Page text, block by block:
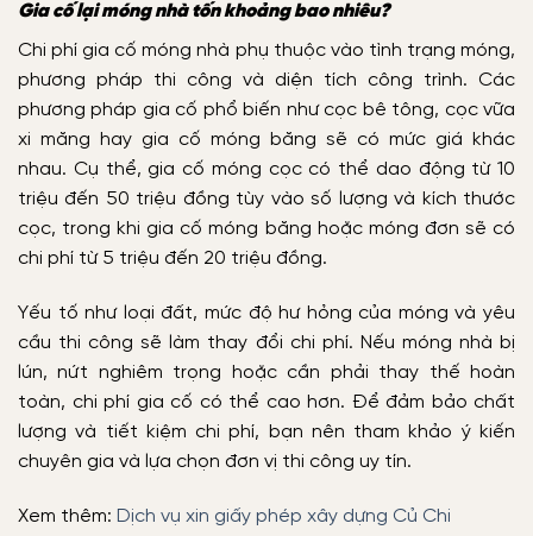
Gia cố lại móng nhà tốn khoảng bao nhiêu?
Chi phí gia cố móng nhà phụ thuộc vào tình trạng móng,
phương pháp thi công và diện tích công trình. Các
phương pháp gia cố phổ biến như cọc bê tông, cọc vữa
xi măng hay gia cố móng băng sẽ có mức giá khác
nhau. Cụ thể, gia cố móng cọc có thể dao động từ 10
triệu đến 50 triệu đồng tùy vào số lượng và kích thước
cọc, trong khi gia cố móng băng hoặc móng đơn sẽ có
chi phí từ 5 triệu đến 20 triệu đồng.
Yếu tố như loại đất, mức độ hư hỏng của móng và yêu
cầu thi công sẽ làm thay đổi chi phí. Nếu móng nhà bị
lún, nứt nghiêm trọng hoặc cần phải thay thế hoàn
toàn, chi phí gia cố có thể cao hơn. Để đảm bảo chất
lượng và tiết kiệm chi phí, bạn nên tham khảo ý kiến
chuyên gia và lựa chọn đơn vị thi công uy tín.
Xem thêm: Dịch vụ xin giấy phép xây dựng Củ Chi